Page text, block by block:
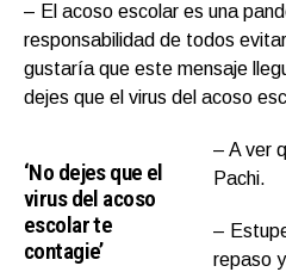
– El acoso escolar es una
responsabilidad de todos
gustaría que este mensaje
dejes que el virus del acoso
‘No dejes que el
virus del acoso
escolar te
contagie’
– A ver
Pachi.
–
repaso